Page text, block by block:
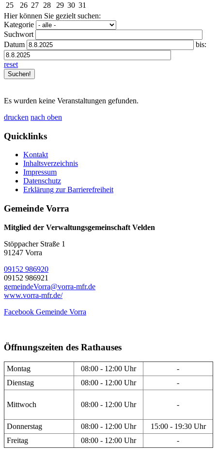
25
26 27 28 29 30 31
Hier können Sie gezielt suchen:
Kategorie
Suchwort
Datum
bis:
reset
Es wurden keine Veranstaltungen gefunden.
drucken nach oben
Quicklinks
Kontakt
Inhaltsverzeichnis
Impressum
Datenschutz
Erklärung zur Barrierefreiheit
Gemeinde Vorra
Mitglied der Verwaltungsgemeinschaft Velden
Stöppacher Straße 1
91247 Vorra
09152 986920
09152 986921
gemeindeVorra@vorra-mfr.de
www.vorra-mfr.de/
Facebook Gemeinde Vorra
Öffnungszeiten des Rathauses
Montag 08:00 - 12:00 Uhr
-
Dienstag
08:00 - 12:00 Uhr -
Mittwoch 08:00 - 12:00 Uhr -
Donnerstag 08:00 - 12:00 Uhr
15:00 - 19:30 Uhr
Freitag
08:00 - 12:00 Uhr -